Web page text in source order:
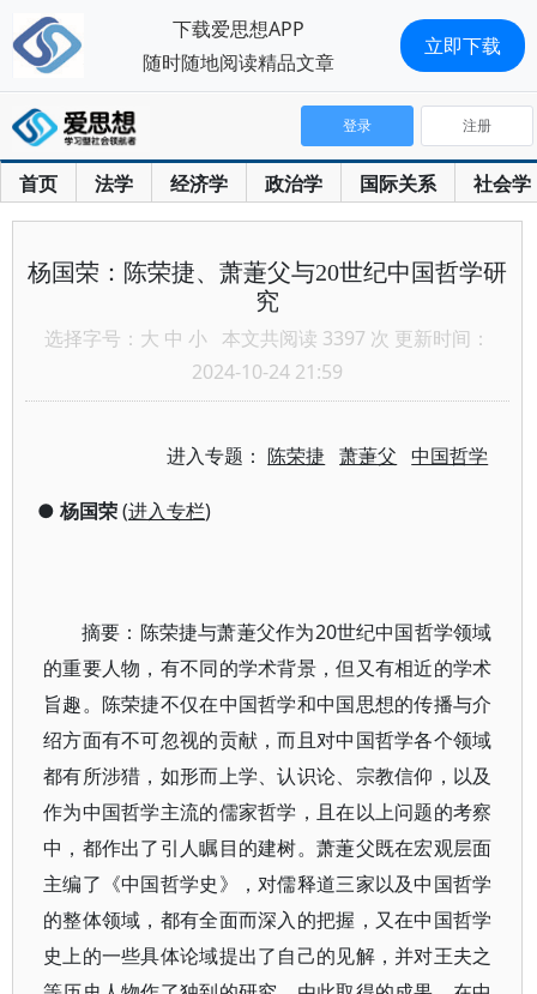
首页 法学 经济学 政治学 国际关系 社会学
登录 注册
杨国荣：陈荣捷、萧萐父与20世纪中国哲学研
究
选择字号： 大 中 小 本文共阅读 3397 次 更新时间：
2024-10-24 21:59
进入专题：陈荣捷 萧萐父 中国哲学
● 杨国荣(进入专栏)
摘要：陈荣捷与萧萐父作为20世纪中国哲学领域
的重要人物，有不同的学术背景，但又有相近的学术
旨趣。陈荣捷不仅在中国哲学和中国思想的传播与介
绍方面有不可忽视的贡献，而且对中国哲学各个领域
都有所涉猎，如形而上学、认识论、宗教信仰，以及
作为中国哲学主流的儒家哲学，且在以上问题的考察
中，都作出了引人瞩目的建树。萧萐父既在宏观层面
主编了《中国哲学史》，对儒释道三家以及中国哲学
的整体领域，都有全面而深入的把握，又在中国哲学
史上的一些具体论域提出了自己的见解，并对王夫之
下载爱思想APP
随时随地阅读精品文章
立即下载